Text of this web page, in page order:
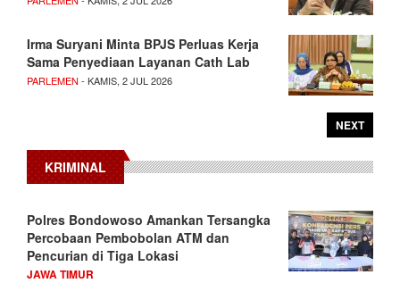
Irma Suryani Minta BPJS Perluas Kerja
Sama Penyediaan Layanan Cath Lab
PARLEMEN - KAMIS, 2 JUL 2026
NEXT
KRIMINAL
Polres Bondowoso Amankan Tersangka
Percobaan Pembobolan ATM dan
Pencurian di Tiga Lokasi
JAWA TIMUR